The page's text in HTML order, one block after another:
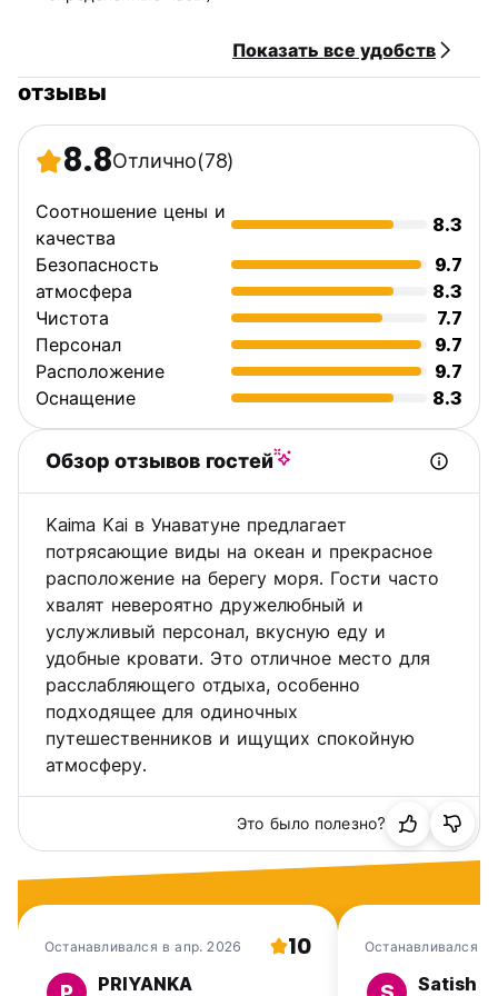
Показать все удобств
отзывы
8.8Отлично(78)
Соотношение цены и
качества
8.3
Безопасность
9.7
атмосфера
8.3
Чистота
7.7
Персонал
9.7
Расположение
9.7
Оснащение
8.3
Обзор отзывов гостей
Kaima Kai в Унаватуне предлагает
потрясающие виды на океан и прекрасное
расположение на берегу моря. Гости часто
хвалят невероятно дружелюбный и
услужливый персонал, вкусную еду и
удобные кровати. Это отличное место для
расслабляющего отдыха, особенно
подходящее для одиночных
путешественников и ищущих спокойную
атмосферу.
Это было полезно?
Останавливался в апр. 2026 10
PRIYANKA
Останавливался в
Satish